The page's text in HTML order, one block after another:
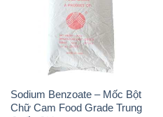
Sodium Benzoate – Mốc Bột
Chữ Cam Food Grade Trung